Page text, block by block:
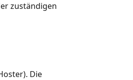
zuständigen
Die